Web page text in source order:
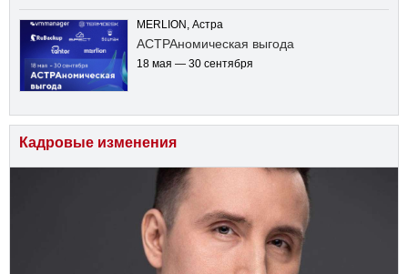
MERLION, Астра
АСТРАномическая выгода
18 мая — 30 сентября
Кадровые изменения